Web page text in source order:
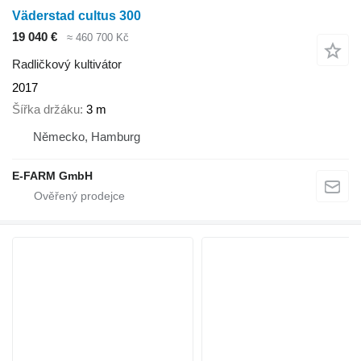
Väderstad cultus 300
19 040 €
≈ 460 700 Kč
Radličkový kultivátor
2017
Šířka držáku 3 m
Německo, Hamburg
E-FARM GmbH